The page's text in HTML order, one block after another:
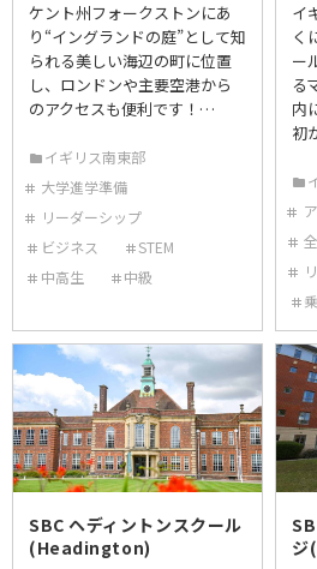
ケント州フォークストンにあ
り“イングランドの庭”として知
られる美しい海辺の町に位置
し、ロンドンや主要空港から
のアクセスも便利です！…
イギリス南東部
大学進学準備
リーダーシップ
ビジネス
STEM
中高生
中級
イ
く
ー
る
内
初
SBC ヘディントンスクール
(Headington)
ジ